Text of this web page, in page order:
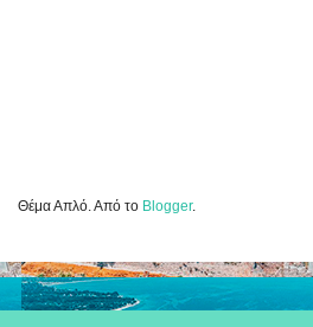
Θέμα Απλό. Από το Blogger.